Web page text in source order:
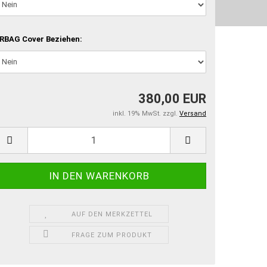
Cover Beziehen:
380,00 EUR
inkl. 19% MwSt. zzgl. Versand
AUF DEN MERKZETTEL
FRAGE ZUM PRODUKT